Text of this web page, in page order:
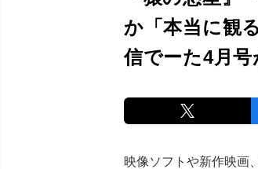
か「本当に観
信でーた4月号
映像ソフトや新作映画